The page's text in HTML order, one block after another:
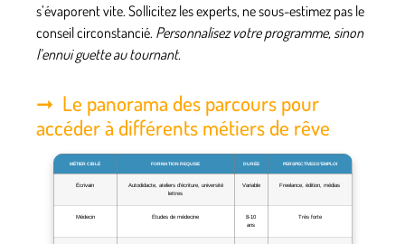
s’évaporent vite. Sollicitez les experts, ne sous-estimez pas le
conseil circonstancié. Personnalisez votre programme, sinon
l’ennui guette au tournant.
Le panorama des parcours pour
accéder à différents métiers de rêve
MÉTIER CIBLÉ FORMATION REQUISE DURÉE PERSPECTIVES D’EMPLOI
Écrivain
Autodidacte, ateliers d’écriture, université
lettres
Variable Freelance, édition, médias
Médecin Études de médecine
8-10
ans
Très forte